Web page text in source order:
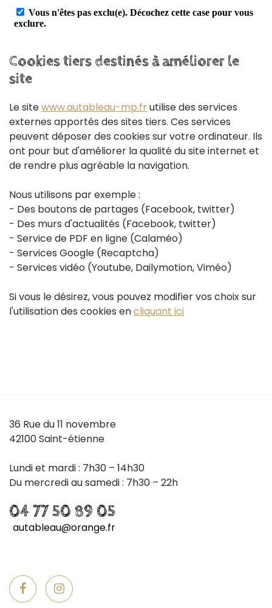
Cookiestiers destinés à améliorer le
site
Le sitewww.autableau-mp.frutilise des services
externes apportés des sites tiers. Ces services
peuvent déposer des cookies sur votre ordinateur. Ils
ont pour but d'améliorer la qualité du site internet et
de rendre plus agréable la navigation.
Nous utilisons par exemple :
- Des boutons de partages (Facebook, twitter)
- Des murs d'actualités (Facebook, twitter)
- Service de PDF en ligne (Calaméo)
- Services Google (Recaptcha)
- Services vidéo (Youtube, Dailymotion, Viméo)
Si vous le désirez, vous pouvez modifier vos choix sur
l'utilisation des cookies encliquant ici
36 Rue du 11 novembre
42100 Saint-étienne
Lundi et mardi : 7h30 – 14h30
Du mercredi au samedi : 7h30 – 22h
04 77 50 89 05
autableau@orange.fr